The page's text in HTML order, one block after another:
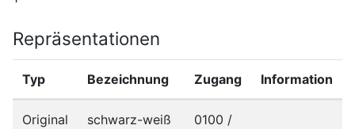
Repräsentationen
Typ Bezeichnung Zugang Information
Original
schwarz-weiß
0100 /